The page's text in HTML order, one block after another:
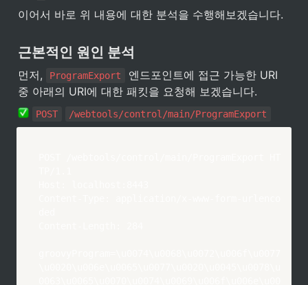
이어서 바로 위 내용에 대한 분석을 수행해보겠습니다.
근본적인 원인 분석
먼저, ProgramExport
엔드포인트에 접근 가능한 URI
중 아래의 URI에 대한 패킷을 요청해 보겠습니다.
POST /webtools/control/main/ProgramExport